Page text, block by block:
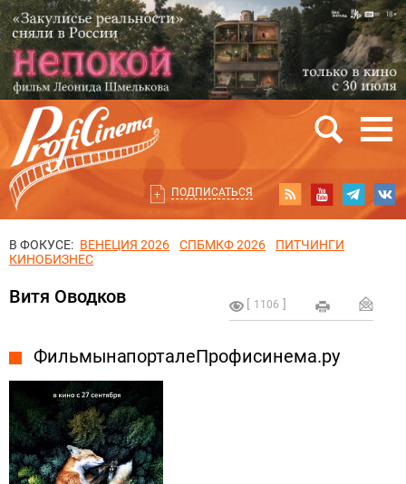
ПОДПИСАТЬСЯ
В ФОКУСЕ: ВЕНЕЦИЯ 2026 СПБМКФ 2026
ПИТЧИНГИ
КИНОБИЗНЕС
1106
Витя Оводков
Фильмы на портале Профисинема.ру